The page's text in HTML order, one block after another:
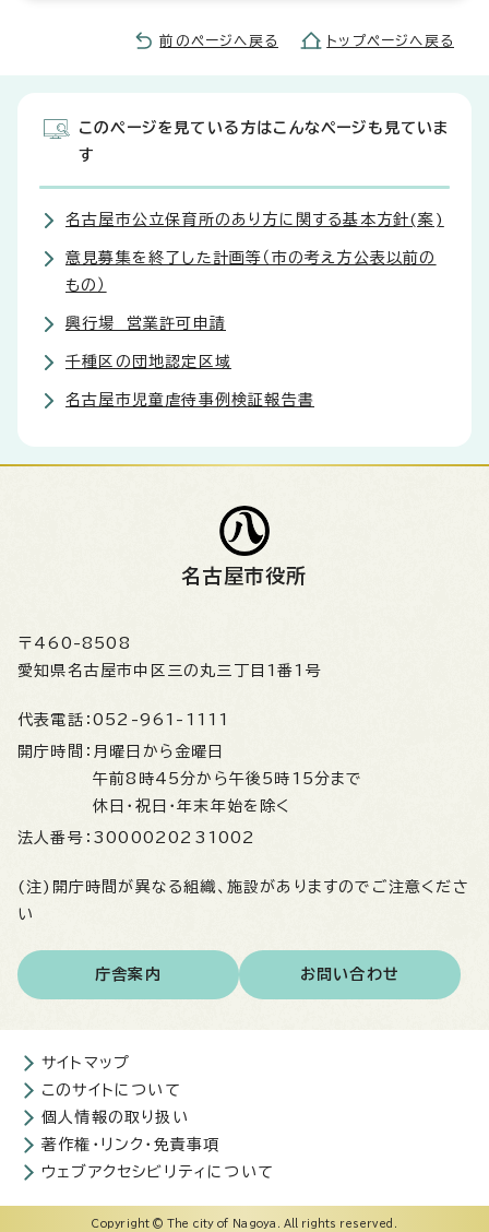
前のページへ戻る トップページへ戻る
このページを見ている方はこんなページも見ていま
す
名古屋市公立保育所のあり方に関する基本方針(案)
意見募集を終了した計画等（市の考え方公表以前の
もの）
興行場 営業許可申請
千種区の団地認定区域
名古屋市児童虐待事例検証報告書
名古屋市役所
〒460-8508
愛知県名古屋市中区三の丸三丁目1番1号
代表電話： 052-961-1111
開庁時間： 月曜日から金曜日
午前8時45分から午後5時15分まで
休日・祝日・年末年始を除く
法人番号： 3000020231002
(注)開庁時間が異なる組織、施設がありますのでご注意くださ
い
庁舎案内 お問い合わせ
サイトマップ
このサイトについて
個人情報の取り扱い
著作権・リンク・免責事項
ウェブアクセシビリティについて
Copyright © The city of Nagoya. All rights reserved.